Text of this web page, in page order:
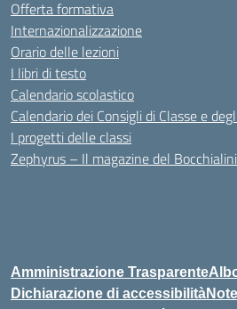
Offerta formativa
Internazionalizzazione
Orario delle lezioni
I libri di testo
Calendario scolastico
Calendario dei Consigli di Classe e
I progetti delle classi
Zephyrus – Il magazine del Bocchialini
Amministrazione Trasparente
Dichiarazione di accessibilità